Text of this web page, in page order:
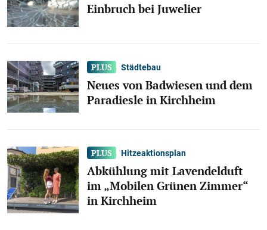
Einbruch bei Juwelier
Städtebau
Neues von Badwiesen und dem
Paradiesle in Kirchheim
Hitzeaktionsplan
Abkühlung mit Lavendelduft
im „Mobilen Grünen Zimmer“
in Kirchheim